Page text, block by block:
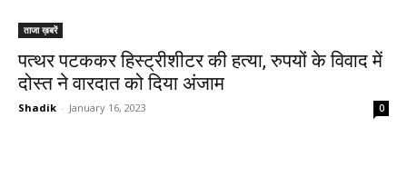
ताजा ख़बरें
पत्थर पटककर हिस्ट्रीशीटर की हत्या, रुपयों के विवाद में
दोस्त ने वारदात को दिया अंजाम
Shadik - January 16, 2023 0